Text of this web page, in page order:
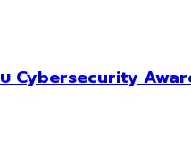
Cybersecurity